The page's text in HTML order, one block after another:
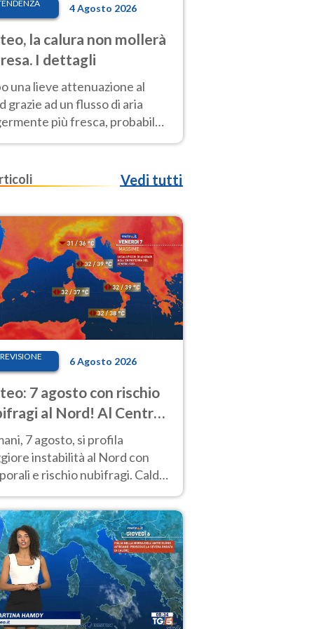
4 Agosto 2026
la calura non mollerà
I dettagli
una lieve attenuazione al
grazie ad un flusso di aria
più fresca, probabile
rinforzo dell’anticiclone
Vedi tutti
6 Agosto 2026
7 agosto con rischio
al Nord! Al Centro-
caldo estremo
7 agosto, si profila
instabilità al Nord con
e rischio nubifragi. Caldo